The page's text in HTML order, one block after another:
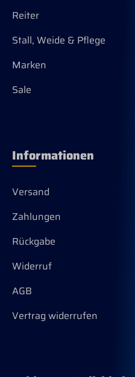
Reiter
Stall, Weide & Pflege
Marken
Sale
Informationen
Versand
Zahlungen
Rückgabe
Widerruf
AGB
Vertrag widerrufen